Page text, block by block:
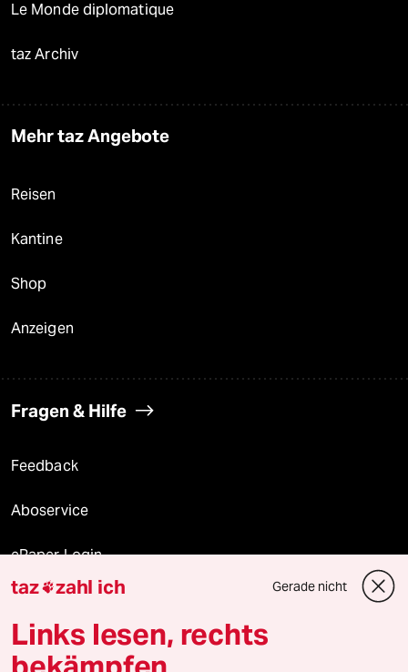
Le Monde diplomatique
taz Archiv
Mehr taz Angebote
Reisen
Kantine
Shop
Anzeigen
Fragen & Hilfe
Feedback
Aboservice
ePaper Login
Downloads für Abonnierende
taz zahl ich Gerade nicht
Links lesen, rechts